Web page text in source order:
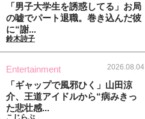
「男子大学生を誘惑してる」お局
の嘘でパート退職。巻き込んだ彼
に“謝...
鈴木詩子
Entertainment 2026.08.04
「ギャップで風邪ひく」山田涼
介、王道アイドルから“病みきっ
た悲壮感...
こじらぶ